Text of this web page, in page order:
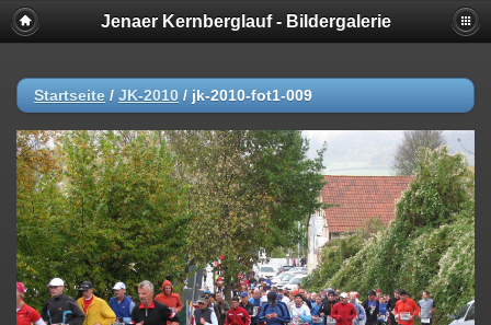
Jenaer Kernberglauf - Bildergalerie
Startseite / JK-2010 / jk-2010-fot1-009